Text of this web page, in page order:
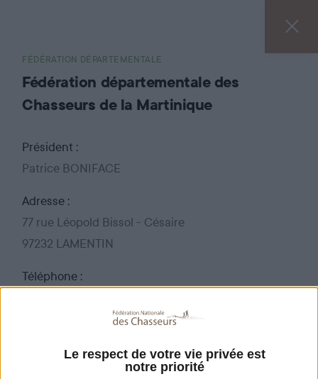
Le respect de votre vie privée est
notre priorité
FÉDÉRATION DÉPARTEMENTALE
Fédération départementale des
Chasseurs de la Martinique
Président :
Patrice BONIFACE
Adresse :
77 rue Léopold Bissol - Césaire
97232 LAMENTIN
Téléphone :
fdcmart@wanadoo.fr